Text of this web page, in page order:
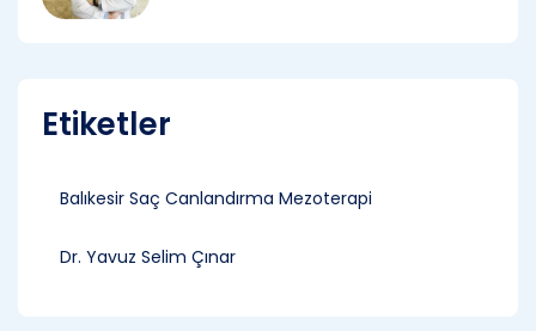
Etiketler
Balıkesir Saç Canlandırma Mezoterapi
Dr. Yavuz Selim Çınar